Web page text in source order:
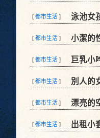
[ 都市生活 ] 泳池女
[ 都市生活 ] 小潔的
[ 都市生活 ] 巨乳小
[ 都市生活 ] 別人的
[ 都市生活 ] 漂亮的
[ 都市生活 ] 出租小